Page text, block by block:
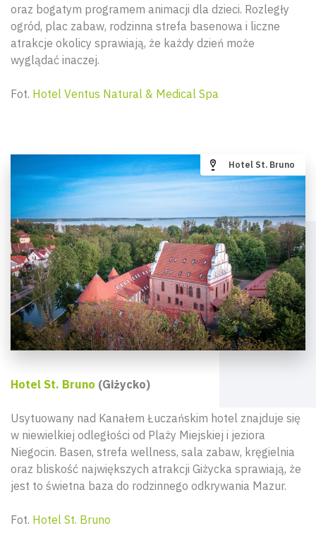
oraz bogatym programem animacji dla dzieci. Rozległy
ogród, plac zabaw, rodzinna strefa basenowa i liczne
atrakcje okolicy sprawiają, że każdy dzień może
wyglądać inaczej.
Fot. Hotel Ventus Natural & Medical Spa
Hotel St. Bruno (Giżycko)
Usytuowany nad Kanałem Łuczańskim hotel znajduje się
w niewielkiej odległości od Plaży Miejskiej i jeziora
Niegocin. Basen, strefa wellness, sala zabaw, kręgielnia
oraz bliskość największych atrakcji Giżycka sprawiają, że
jest to świetna baza do rodzinnego odkrywania Mazur.
Fot. Hotel St. Bruno
Hotel St. Bruno